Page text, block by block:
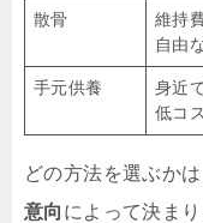
散骨
維持
自由
手元供養
身近
低コ
どの方法を選ぶかは
意向 によって決ま